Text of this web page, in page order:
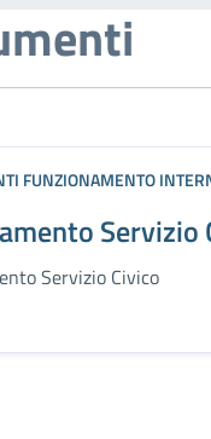
FUNZIONAMENTO
Servizio
Servizio Civico